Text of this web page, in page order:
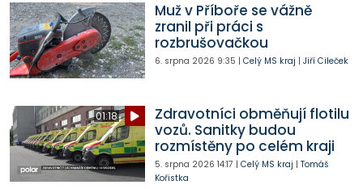
Muž v Příboře se vážně
zranil při práci s
rozbrušovačkou
6. srpna 2026 9:35 | Celý MS kraj | Jiří Cileček
01:18
Zdravotníci obměňují flotilu
vozů. Sanitky budou
rozmístěny po celém kraji
5. srpna 2026 14:17 | Celý MS kraj | Tomáš
Kořistka